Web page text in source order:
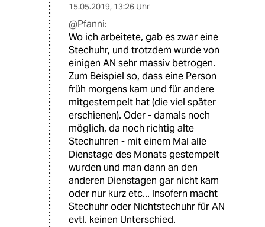
15.05.2019, 13:26 Uhr
@Pfanni:
Wo ich arbeitete, gab es zwar eine
Stechuhr, und trotzdem wurde von
einigen AN sehr massiv betrogen.
Zum Beispiel so, dass eine Person
früh morgens kam und für andere
mitgestempelt hat (die viel später
erschienen). Oder - damals noch
möglich, da noch richtig alte
Stechuhren - mit einem Mal alle
Dienstage des Monats gestempelt
wurden und man dann an den
anderen Dienstagen gar nicht kam
oder nur kurz etc... Insofern macht
Stechuhr oder Nichtstechuhr für AN
evtl. keinen Unterschied.